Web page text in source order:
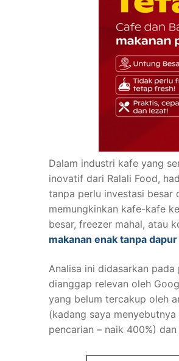
Dalam industri kafe yang
inovatif dari Ralali Food,
tanpa perlu investasi besar
memungkinkan kafe-kafe
besar, freezer mahal, atau
makanan enak tanpa
Analisa ini didasarkan
dianggap relevan oleh
yang belum tercakup oleh
(kadang saya
pencarian – naik 400%)